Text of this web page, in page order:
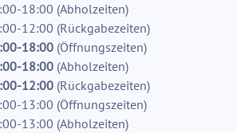
18:00 (Abholzeiten)
12:00 (Rückgabezeiten)
18:00(Öffnungszeiten)
18:00(Abholzeiten)
12:00(Rückgabezeiten)
13:00 (Öffnungszeiten)
13:00 (Abholzeiten)